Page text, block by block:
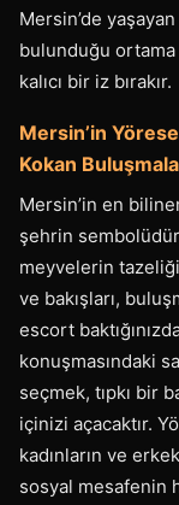
Mersin’de
bulunduğu ortama
kalıcı bir iz bırakır.
Mersin’in
Kokan
Mersin’in en
şehrin
meyvelerin
ve bakışları,
escort
konuşmasındaki
seçmek, tıpkı bir
içinizi açacaktır.
kadınların ve
sosyal mesafenin